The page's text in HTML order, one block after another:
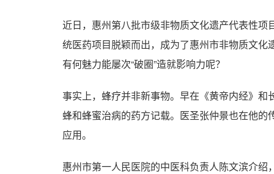
近日，惠州第八批市级非物质文化遗产代表性
统医药项目脱颖而出，成为了惠州市非物质文
有何魅力能屡次“破圈”造就影响力呢？
事实上，蜂疗并非新事物。早在《黄帝内经》
蜂和蜂蜜治病的药方记载。医圣张仲景也在他
应用。
惠州市第一人民医院的中医科负责人陈文滨介